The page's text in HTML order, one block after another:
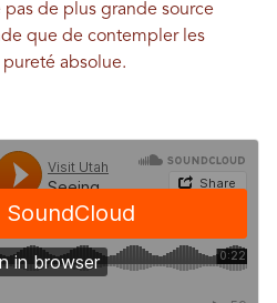
de plus grande source
que de contempler les
absolue.